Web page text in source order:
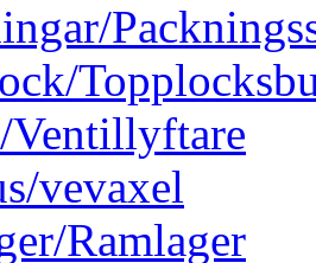
vevaxel
Ramlager